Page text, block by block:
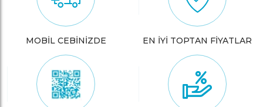
MOBİL CEBİNİZDE EN İYİ TOPTAN FİYATLAR